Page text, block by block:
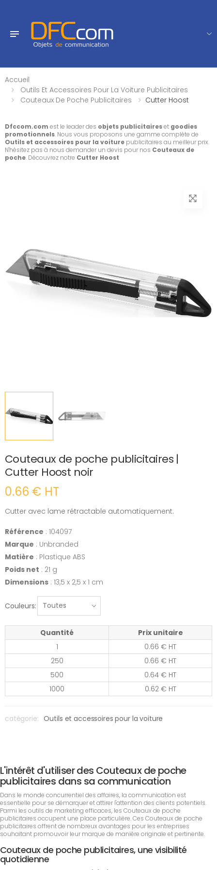
Accueil
Outils Et Accessoires Pour La Voiture Publicitaires
Couteaux De Poche Publicitaires
Cutter Hoost
Dfccom.com est le leader des objets publicitaireset goodies
promotionnels. Nous vous proposons une gamme complète de
Outils et accessoires pour la voiture publicitaires au meilleur prix.
N'hésitez pas à nous demander un devis pour nos Couteaux de
poche. Découvrez notre Cutter Hoost
Couteaux de poche publicitaires |
Cutter Hoost noir
0.66 € HT
Cutter avec lame rétractable automatiquement.
Référence : 104097
Marque : Unbranded
Matière : Plastique ABS
Poids net : 21 g
Dimensions : 13,5 x 2,5 x 1 cm
Couleurs:
Quantité
Prix unitaire
1
0.66 € HT
250
0.66 € HT
500
0.64 € HT
1000
0.62 € HT
catégorie: Outils et accessoires pour la voiture
L'intérêt d'utiliser des Couteaux de poche
publicitaires dans sa communication
Dans le monde concurrentiel des affaires, la communication est
essentielle pour se démarquer et attirer l'attention des clients potentiels.
Parmi les outils de marketing efficaces, les Couteaux de poche
publicitaires occupent une place particulière. Ces Couteaux de poche
publicitaires offrent de nombreux avantages pour les entreprises
souhaitant promouvoir leur marque de manière originale et pertinente.
Couteaux de poche publicitaires, une visibilité
quotidienne